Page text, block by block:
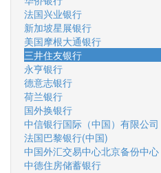
法国兴业银行
新加坡星展银行
美国摩根大通银行
三井住友银行
永亨银行
德意志银行
荷兰银行
国外换银行
中信银行国际（中国）有限公司
法国巴黎银行(中国)
中国外汇交易中心北京备份中心
中德住房储蓄银行